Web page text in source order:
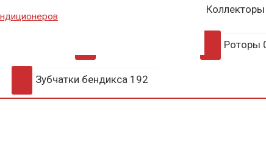
Коллекторы
Роторы
Зубчатки бендикса 192